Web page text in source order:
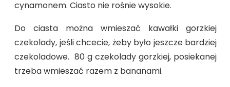
cynamonem. Ciasto nie rośnie wysokie.
Do ciasta można wmieszać kawałki gorzkiej
czekolady, jeśli chcecie, żeby było jeszcze bardziej
czekoladowe. 80 g czekolady gorzkiej, posiekanej
trzeba wmieszać razem z bananami.